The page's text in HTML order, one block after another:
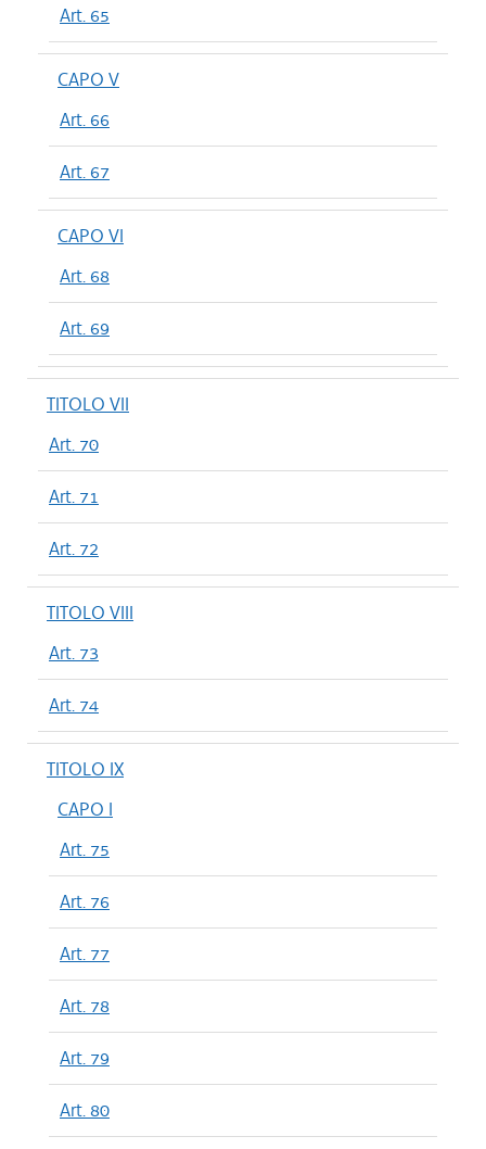
Art. 65
CAPO V
Art. 66
Art. 67
CAPO VI
Art. 68
Art. 69
TITOLO VII
Art. 70
Art. 71
Art. 72
TITOLO VIII
Art. 73
Art. 74
TITOLO IX
CAPO I
Art. 75
Art. 76
Art. 77
Art. 78
Art. 79
Art. 80